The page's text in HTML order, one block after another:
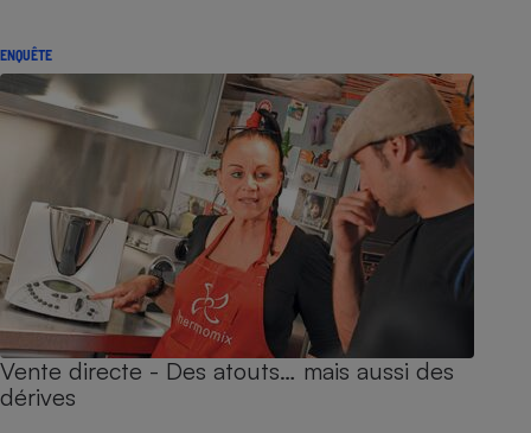
ENQUÊTE
Vente directe - Des atouts… mais aussi des
dérives